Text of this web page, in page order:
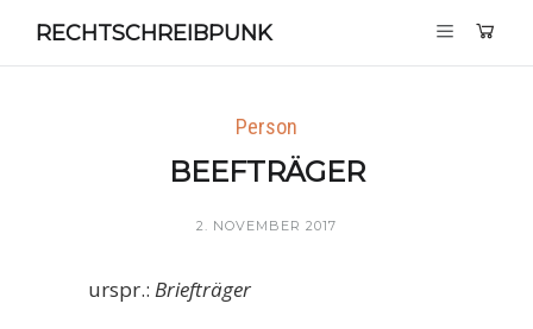
RECHTSCHREIBPUNK
Person
BEEFTRÄGER
2. NOVEMBER 2017
urspr.: Briefträger